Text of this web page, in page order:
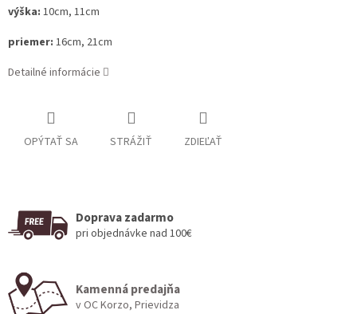
výška: 10cm, 11cm
priemer: 16cm, 21cm
Detailné informácie
OPÝTAŤ SA STRÁŽIŤ ZDIEĽAŤ
Doprava zadarmo
pri objednávke nad 100€
Kamenná predajňa
v OC Korzo, Prievidza